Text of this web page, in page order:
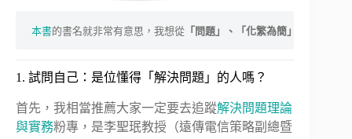
本書的書名就非常有意思，我想從 「問題」、「化繁為簡」、「思考
1. 試問自己：是位懂得「解決問題」的人嗎？
首先，我相當推薦大家一定要去追蹤解決問題理論
與實務粉專，是李聖珉教授（遠傳電信策略副總暨